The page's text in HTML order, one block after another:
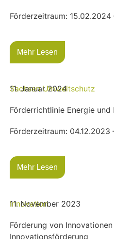
Förderzeitraum:
Mehr Lesen
Sachsen Umweltschutz
11. Januar 2024
Förderrichtlinie Energie und
Förderzeitraum: 04.12.2023
Mehr Lesen
Innovation
11. November 2023
Förderung von
Innovationsförderung